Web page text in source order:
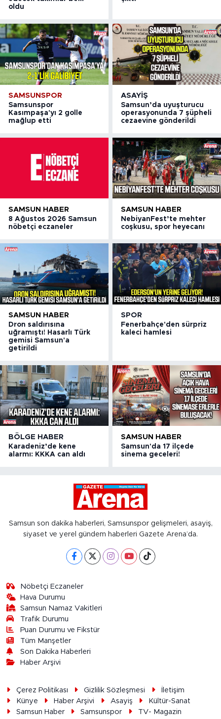
oldu
SAMSUNSPOR
Samsunspor
Kasımpaşa'yı 2 golle
mağlup etti
ASAYIŞ
Samsun’da uyuşturucu
operasyonunda 7 şüpheli
cezaevine gönderildi
SAMSUN HABER
8 Ağustos 2026 Samsun
nöbetçi eczaneler
SAMSUN HABER
NebiyanFest’te mehter
coşkusu, spor heyecanı
SAMSUN HABER
Dron saldırısına
uğramıştı! Hasarlı Türk
gemisi Samsun'a
getirildi
SPOR
Fenerbahçe'den sürpriz
kaleci hamlesi
BÖLGE HABER
Karadeniz’de kene
alarmı: KKKA can aldı
SAMSUN HABER
Samsun'da 17 ilçede
sinema geceleri!
Samsun son dakika haberleri, Samsunspor gelişmeleri, asayiş,
siyaset ve yerel gündem haberleri Gazete Arena’da.
Nöbetçi Eczaneler
Hava Durumu
Samsun Namaz Vakitleri
Trafik Durumu
Puan Durumu ve Fikstür
Tüm Manşetler
Son Dakika Haberleri
Haber Arşivi
Çerez Politikası Gizlilik Sözleşmesi
İletişim
Künye
Haber Arşivi Asayiş
Kültür-Sanat
Samsun Haber
Samsunspor TV- Magazin